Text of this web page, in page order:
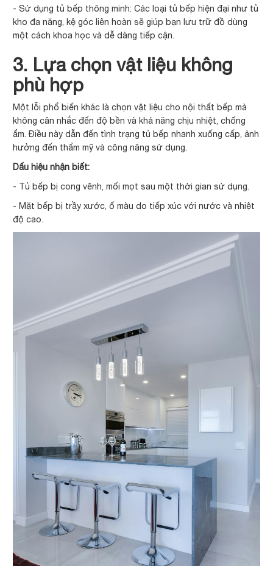
- Sử dụng tủ bếp thông minh: Các loại tủ bếp hiện đại như tủ
kho đa năng, kệ góc liên hoàn sẽ giúp bạn lưu trữ đồ dùng
một cách khoa học và dễ dàng tiếp cận.
3. Lựa chọn vật liệu không
phù hợp
Một lỗi phổ biến khác là chọn vật liệu cho nội thất bếp mà
không cân nhắc đến độ bền và khả năng chịu nhiệt, chống
ẩm. Điều này dẫn đến tình trạng tủ bếp nhanh xuống cấp, ảnh
hưởng đến thẩm mỹ và công năng sử dụng.
Dấu hiệu nhận biết:
- Tủ bếp bị cong vênh, mối mọt sau một thời gian sử dụng.
- Mặt bếp bị trầy xước, ố màu do tiếp xúc với nước và nhiệt
độ cao.